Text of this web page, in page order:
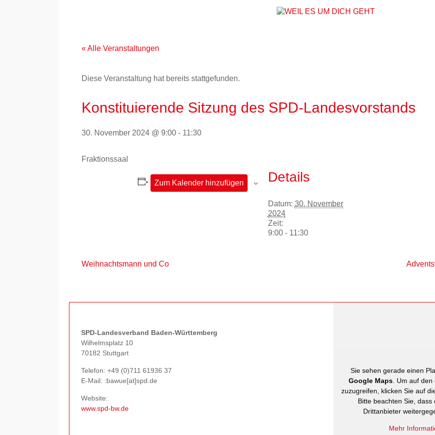
WEIL ES UM DICH
« Alle Veranstaltungen
Diese Veranstaltung hat bereits stattgefunden.
Konstituierende Sitzung des SPD-Landesvorstands
30. November 2024 @ 9:00 - 11:30
Fraktionssaal
Zum Kalender hinzufügen Details
Datum: 30. November
2024
Zeit:
9:00 - 11:30
Weihnachtsmann und Co
SPD-Landesverband Baden-Württemberg
Wilhelmsplatz 10
70182 Stuttgart
Telefon: +49 (0)711 61936 37
E-Mail: :bawue[at]spd.de
Website:
www.spd-bw.de
Sie sehen gerade einen
Google Maps. Um auf den
zuzugreifen, klicken Sie auf
Bitte beachten Sie, dass
Drittanbieter
Mehr